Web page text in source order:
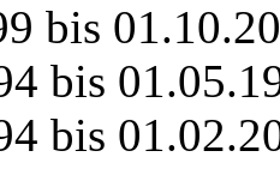
bis
bis
bis